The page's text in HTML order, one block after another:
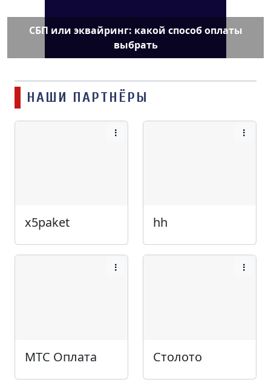
СБП или эквайринг: какой способ оплаты
выбрать
НАШИ ПАРТНЁРЫ
x5paket hh
МТС Оплата Столото